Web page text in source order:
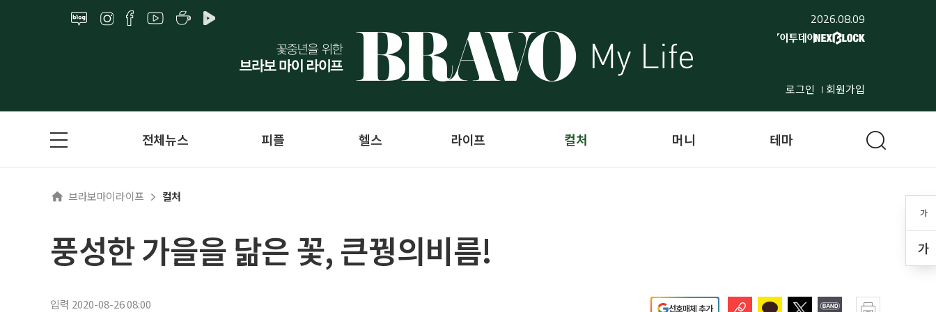
2026.08.09
로그인 회원가입
가
가
전체뉴스 피플 헬스 라이프 컬처 머니 테마
브라보마이라이프 컬처
풍성한 가을을 닮은 꽃, 큰꿩의비름!
입력 2020-08-26 08:00 선호매체 추가